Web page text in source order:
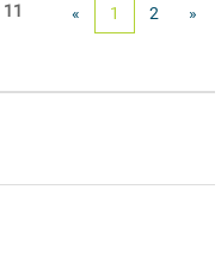
11 « 1 2 »